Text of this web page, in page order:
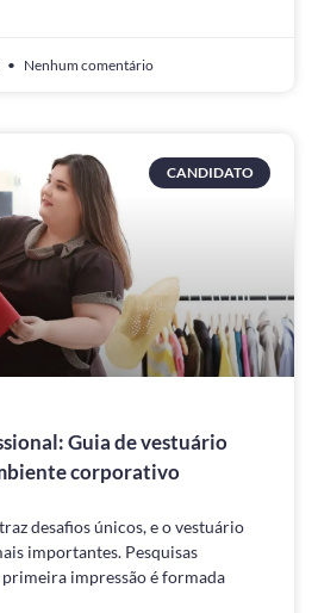
Nenhum comentário
CANDIDATO
Guia de vestuário
corporativo
desafios únicos, e o vestuário
importantes. Pesquisas
impressão é formada